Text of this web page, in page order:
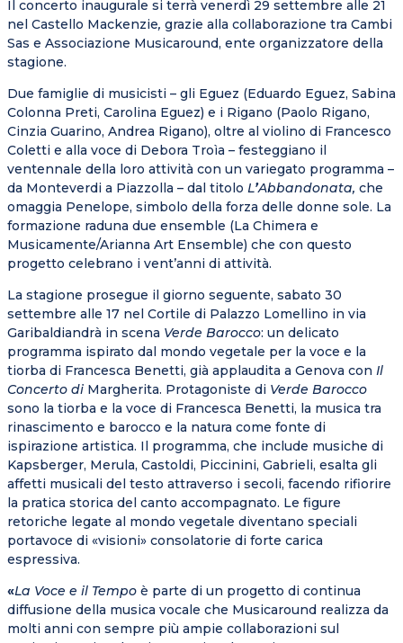
Il concerto inaugurale si terrà venerdì 29 settembre alle 21
nel Castello Mackenzie, grazie alla collaborazione tra Cambi
Sas e Associazione Musicaround, ente organizzatore della
stagione.
Due famiglie di musicisti – gli Eguez (Eduardo Eguez, Sabina
Colonna Preti, Carolina Eguez) e i Rigano (Paolo Rigano,
Cinzia Guarino, Andrea Rigano), oltre al violino di Francesco
Coletti e alla voce di Debora Troìa – festeggiano il
ventennale della loro attività con un variegato programma –
da Monteverdi a Piazzolla – dal titolo L’Abbandonata, che
omaggia Penelope, simbolo della forza delle donne sole. La
formazione raduna due ensemble (La Chimera e
Musicamente/Arianna Art Ensemble) che con questo
progetto celebrano i vent’anni di attività.
La stagione prosegue il giorno seguente, sabato 30
settembre alle 17 nel Cortile di Palazzo Lomellino in via
Garibaldiandrà in scena Verde Barocco: un delicato
programma ispirato dal mondo vegetale per la voce e la
tiorba di Francesca Benetti, già applaudita a Genova con Il
Concerto di Margherita. Protagoniste di Verde Barocco
sono la tiorba e la voce di Francesca Benetti, la musica tra
rinascimento e barocco e la natura come fonte di
ispirazione artistica. Il programma, che include musiche di
Kapsberger, Merula, Castoldi, Piccinini, Gabrieli, esalta gli
affetti musicali del testo attraverso i secoli, facendo rifiorire
la pratica storica del canto accompagnato. Le figure
retoriche legate al mondo vegetale diventano speciali
portavoce di «visioni» consolatorie di forte carica
espressiva.
«La Voce e il Tempo è parte di un progetto di continua
diffusione della musica vocale che Musicaround realizza da
molti anni con sempre più ampie collaborazioni sul